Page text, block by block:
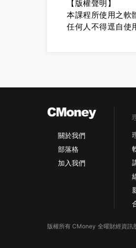
【版權聲明】
本課程所使用之軟
任何人不得逕自使
關於我們
部落格
加入我們
版權所有 CMoney 全曜財經資